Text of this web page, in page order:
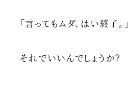
「言ってもムダ、はい終了。」
それでいいんでしょうか？